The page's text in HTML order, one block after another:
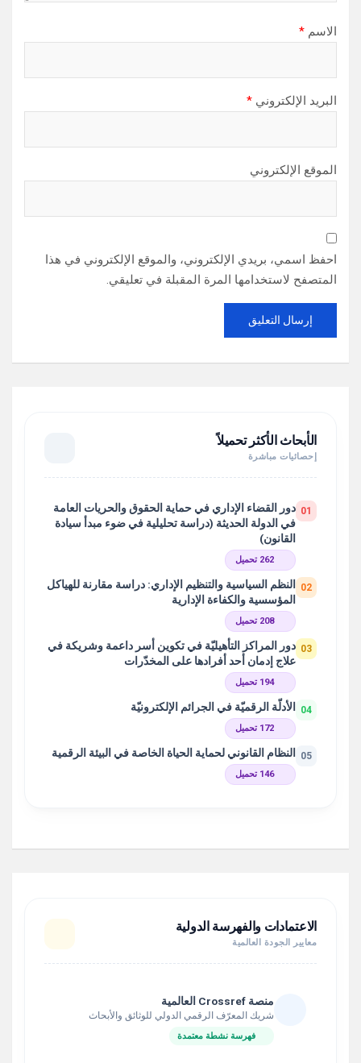
الاسم *
البريد الإلكتروني *
الموقع الإلكتروني
احفظ اسمي، بريدي الإلكتروني، والموقع الإلكتروني في هذا
المتصفح لاستخدامها المرة المقبلة في تعليقي.
الأبحاث الأكثر تحميلاً
إحصائيات مباشرة
01 دور القضاء الإداري في حماية الحقوق والحريات العامة
في الدولة الحديثة (دراسة تحليلية في ضوء مبدأ سيادة
القانون)
262 تحميل
02
النظم السياسية والتنظيم الإداري: دراسة مقارنة للهياكل
المؤسسية والكفاءة الإدارية
208 تحميل
03 دور المراكز التأهيليّة في تكوين أسر داعمة وشريكة في
علاج إدمان أحد أفرادها على المخدّرات
194 تحميل
04 الأدلّة الرقميّة في الجرائم الإلكترونيّة
172 تحميل
05 النظام القانوني لحماية الحياة الخاصة في البيئة الرقمية
146 تحميل
الاعتمادات والفهرسة الدولية
معايير الجودة العالمية
منصة Crossref العالمية
شريك المعرّف الرقمي الدولي للوثائق والأبحاث
فهرسة نشطة معتمدة